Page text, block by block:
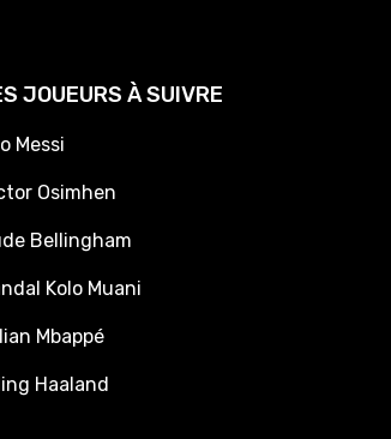
JOUEURS À SUIVRE
Messi
Osimhen
Bellingham
Kolo Muani
Mbappé
Haaland